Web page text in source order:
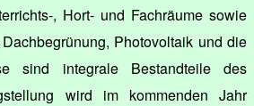
, Hort- und Fachräume sowie
Photovoltaik und die
sind integrale Bestandteile des
wird im kommenden Jahr